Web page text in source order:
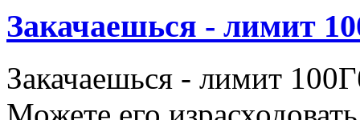
Закачаешься - лимит
Закачаешься - лимит